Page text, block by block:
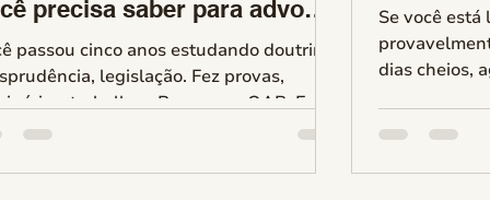
precisa saber para advogar
segurança
passou cinco anos estudando doutrina,
legislação. Fez provas,
trabalhos. Passou na OAB. E
chegou ao primeiro caso real, bateu
entre teoria e prática
Se você
dias cheios,
invisível que
salto. Essa sensação tem nome. E entendê-